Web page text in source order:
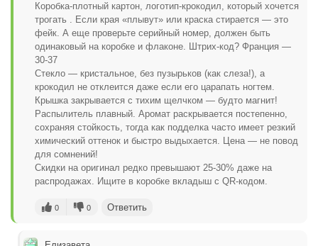
Коробка-плотный картон, логотип-крокодил, который хочется
трогать . Если края «плывут» или краска стирается — это
фейк. А еще проверьте серийный номер, должен быть
одинаковый на коробке и флаконе. Штрих-код? Франция —
30-37
Стекло — кристальное, без пузырьков (как слеза!), а
крокодил не отклеится даже если его царапать ногтем.
Крышка закрывается с тихим щелчком — будто магнит!
Распылитель плавный. Аромат раскрывается постепенно,
сохраняя стойкость, тогда как подделка часто имеет резкий
химический оттенок и быстро выдыхается. Цена — не повод
для сомнений!
Скидки на оригинал редко превышают 25-30% даже на
распродажах. Ищите в коробке вкладыш с QR-кодом.
0 0 Ответить